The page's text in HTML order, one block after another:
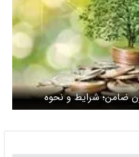
بدون ضامن؛ شرایط و نحوه